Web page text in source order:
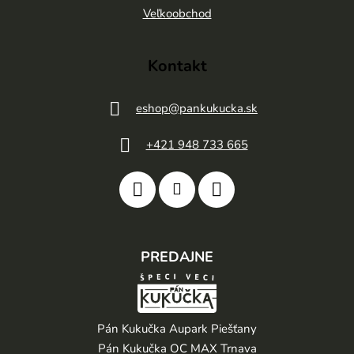
Veľkoobchod
Kontakt
eshop@pankukucka.sk
+421 948 733 665
PREDAJNE
Pán Kukučka Aupark Piešťany
Pán Kukučka OC MAX Trnava